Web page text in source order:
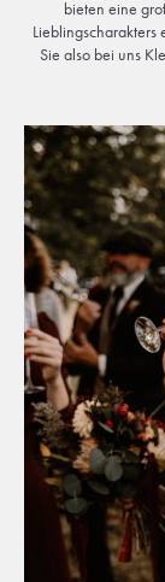
bieten eine
Lieblingscharakters
Sie also bei uns